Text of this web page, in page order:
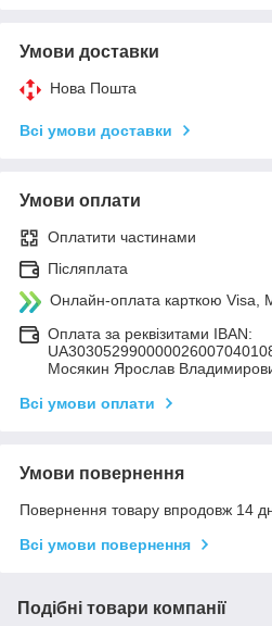
Умови доставки
Нова Пошта
Всі умови доставки
Умови оплати
Оплатити частинами
Післяплата
Онлайн-оплата карткою Visa,
Оплата за реквізитами IBAN:
Мосякин Ярослав
Всі умови оплати
Умови повернення
Повернення товару впродовж 14
Всі умови повернення
Подібні товари компанії